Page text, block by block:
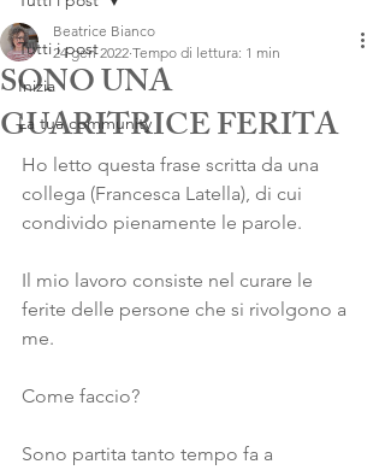
Tutti i post
Inizia
La tua community
SONO UNA
GUARITRICE FERITA
Beatrice Bianco
24 gen 2022 Tempo di lettura: 1 min
Ho letto questa frase scritta da una
collega (Francesca Latella), di cui
condivido pienamente le parole.
Il mio lavoro consiste nel curare le
ferite delle persone che si rivolgono a
me.
Come faccio?
Sono partita tanto tempo fa a